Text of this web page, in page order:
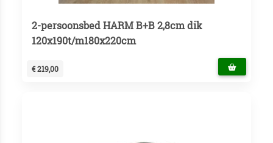
2-persoonsbed HARM B+B 2,8cm dik
120x190t/m180x220cm
€ 219,00